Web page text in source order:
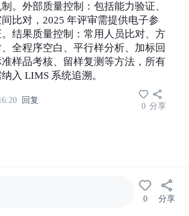
。外部质量控制：包括能力验证、
比对，2025 年评审需提供电子参
结果质量控制：常用人员比对、方
全程序空白、平行样分析、加标回
样品考核、留样复测等方法，所有
入 LIMS 系统追溯。
回复
0 分享
0 分享